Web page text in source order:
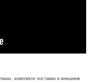
комплекте поставки и внешнем